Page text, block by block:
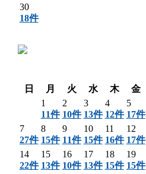
30
18件
日
月 火 水 木 金
1
11件
2
10件
3
13件
4
12件
5
17件
7
27件
8
15件
9
11件
10
15件
11
16件
12
17件
14
22件
15
13件
16
10件
17
13件
18
15件
19
15件